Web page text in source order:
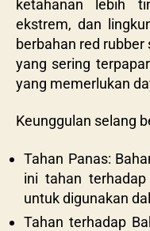
ketahanan lebih
ekstrem, dan
berbahan red
yang sering
yang memerlukan
Keunggulan selang
Tahan Panas:
ini tahan
untuk digunakan
Tahan terhadap